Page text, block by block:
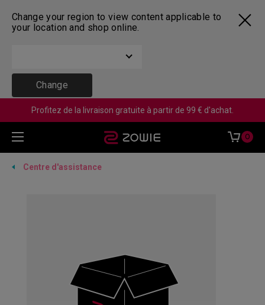
Change your region to view content applicable to
your location and shop online.
Change
Profitez de la livraison gratuite à partir de 99 € d'achat.
0
Centre d'assistance